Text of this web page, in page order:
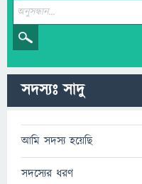
সদস্যঃ সাদু
আমি সদস্য হয়েছি
সদস্যের ধরণ